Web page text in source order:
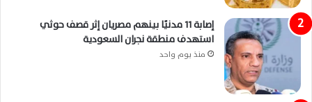
إصابة 11 مدنيًا بينهم مصريان إثر قصف حوثي
استهدف منطقة نجران السعودية
منذ يوم واحد